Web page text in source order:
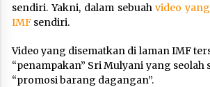
sendiri. Yakni, dalam sebuahvideo
IMF sendiri.
Video yang disematkan di laman IMF
“penampakan” Sri Mulyani yang seolah
“promosi barang dagangan”.